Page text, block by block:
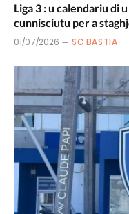
Liga 3 : u calendariu di
cunnisciutu per a
01/07/2026 SC BASTIA